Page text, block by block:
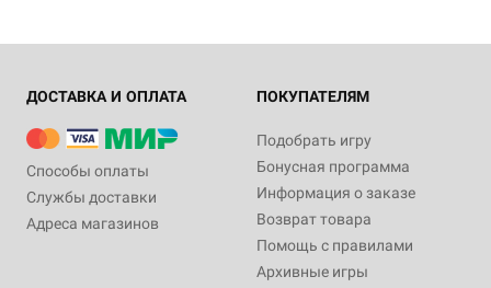
ДОСТАВКА И ОПЛАТА
Способы оплаты
Службы доставки
Адреса магазинов
ПОКУПАТЕЛЯМ
Подобрать игру
Бонусная программа
Информация о заказе
Возврат товара
Помощь с правилами
Архивные игры